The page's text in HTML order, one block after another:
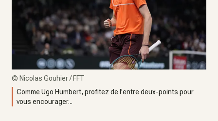
© Nicolas Gouhier / FFT
Comme Ugo Humbert, profitez de l'entre deux-points pour
vous encourager...